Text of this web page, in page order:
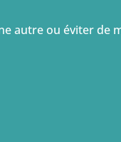
autre ou éviter de